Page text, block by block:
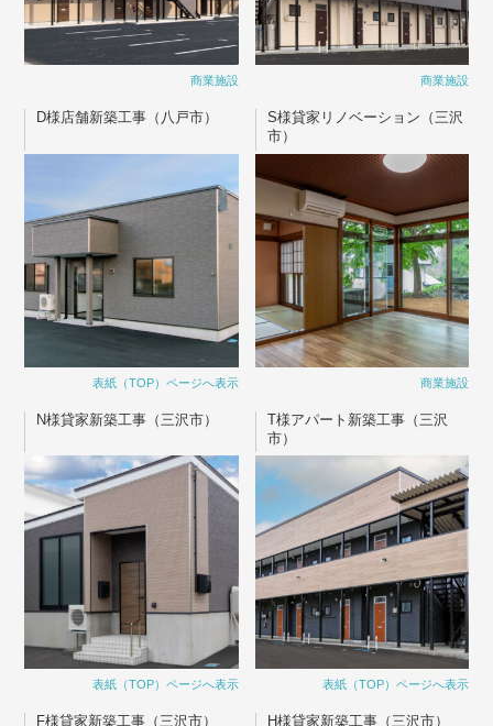
商業施設 商業施設
D様店舗新築工事（八戸市）
表紙（TOP）ページへ表示
S様貸家リノベーション（三沢
市）
商業施設
N様貸家新築工事（三沢市）
表紙（TOP）ページへ表示
T様アパート新築工事（三沢
市）
表紙（TOP）ページへ表示
F様貸家新築工事（三沢市） H様貸家新築工事（三沢市）